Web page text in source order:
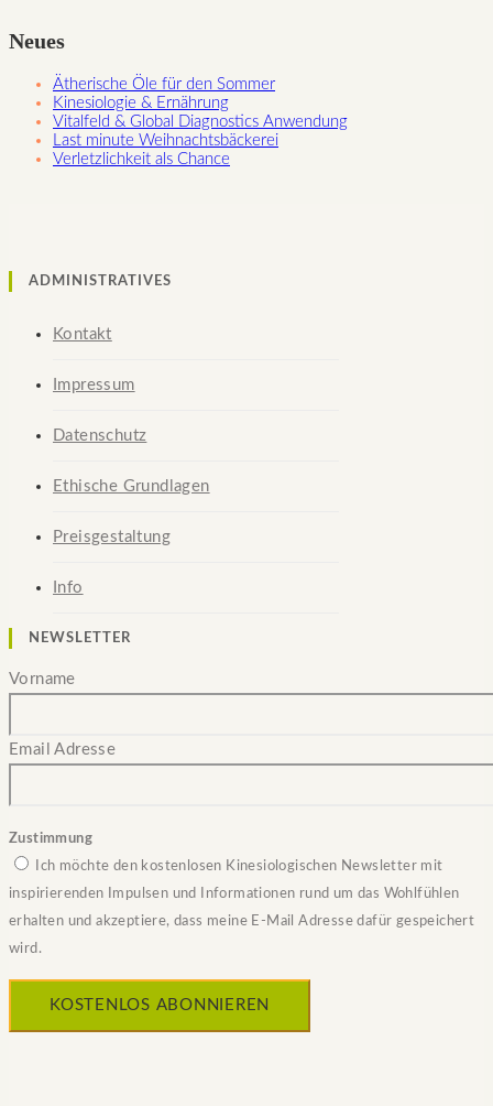
Neues
Ätherische Öle für den Sommer
Kinesiologie & Ernährung
Vitalfeld & Global Diagnostics Anwendung
Last minute Weihnachtsbäckerei
Verletzlichkeit als Chance
ADMINISTRATIVES
Kontakt
Impressum
Datenschutz
Ethische Grundlagen
Preisgestaltung
Info
NEWSLETTER
Vorname
Email Adresse
Zustimmung
Ich möchte den kostenlosen Kinesiologischen Newsletter mit
inspirierenden Impulsen und Informationen rund um das Wohlfühlen
erhalten und akzeptiere, dass meine E-Mail Adresse dafür gespeichert
wird.